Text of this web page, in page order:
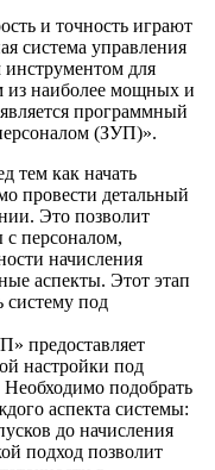
и точность играют
система управления
для
из наиболее мощных и
программный
(ЗУП)».
тем как начать
провести детальный
Это позволит
с персоналом,
начисления
аспекты. Этот этап
систему под
предоставляет
настройки под
подобрать
аспекта системы:
до начисления
подход позволит